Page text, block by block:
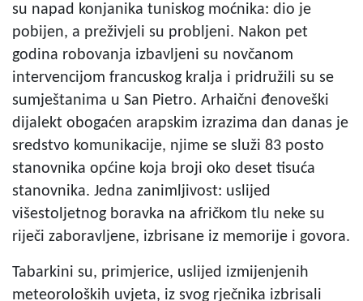
su napad konjanika tuniskog moćnika: dio je
pobijen, a preživjeli su probljeni. Nakon pet
godina robovanja izbavljeni su novčanom
intervencijom francuskog kralja i pridružili su se
sumještanima u San Pietro. Arhaični đenoveški
dijalekt obogaćen arapskim izrazima dan danas je
sredstvo komunikacije, njime se služi 83 posto
stanovnika općine koja broji oko deset tisuća
stanovnika. Jedna zanimljivost: uslijed
višestoljetnog boravka na afričkom tlu neke su
riječi zaboravljene, izbrisane iz memorije i govora.
Tabarkini su, primjerice, uslijed izmijenjenih
meteoroloških uvjeta, iz svog rječnika izbrisali